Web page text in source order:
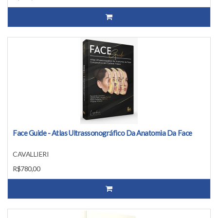
Face Guide - Atlas Ultrassonográfico Da Anatomia Da Face
CAVALLIERI
R$780,00